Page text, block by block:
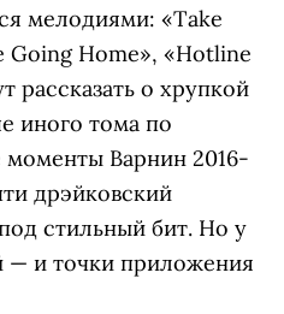
мелодиями: «Take
Going Home», «Hotline
рассказать о хрупкой
иного тома по
Варнин 2016-
дрэйковский
стильный бит. Но у
— и точки приложения